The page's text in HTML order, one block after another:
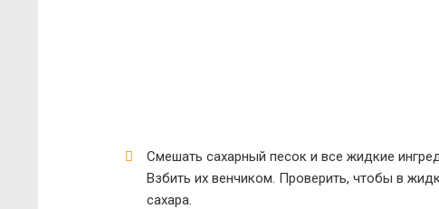
Смешать сахарный песок и все жидкие
Взбить их венчиком. Проверить, чтобы в
сахара.